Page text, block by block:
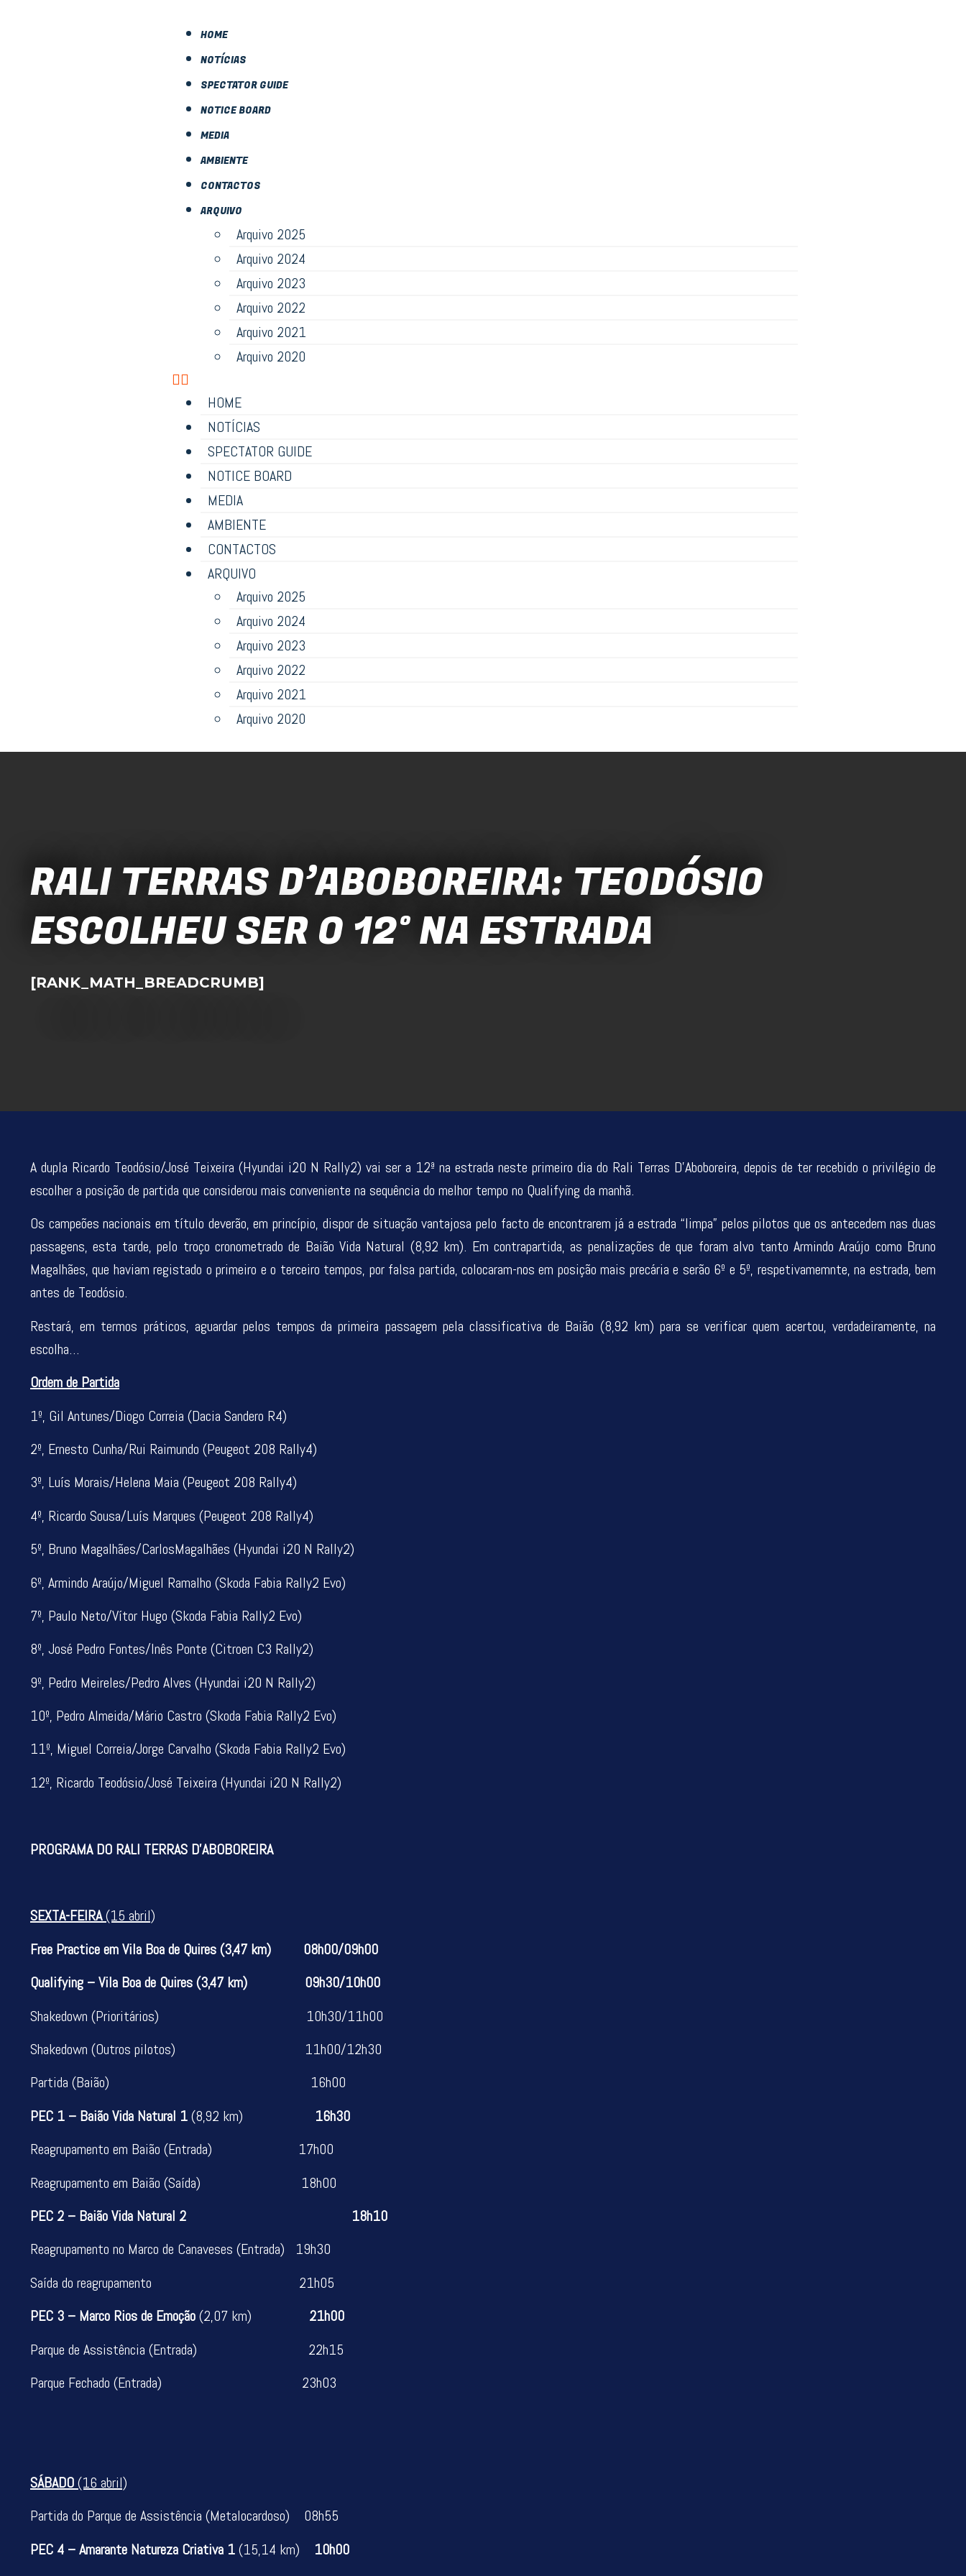
HOME
NOTÍCIAS
SPECTATOR GUIDE
NOTICE BOARD
MEDIA
AMBIENTE
CONTACTOS
ARQUIVO
Arquivo 2025
Arquivo 2024
Arquivo 2023
Arquivo 2022
Arquivo 2021
Arquivo 2020
HOME
NOTÍCIAS
SPECTATOR GUIDE
NOTICE BOARD
MEDIA
AMBIENTE
CONTACTOS
ARQUIVO
Arquivo 2025
Arquivo 2024
Arquivo 2023
Arquivo 2022
Arquivo 2021
Arquivo 2020
RALI TERRAS D’ABOBOREIRA: TEODÓSIO
ESCOLHEU SER O 12º NA ESTRADA
[RANK_MATH_BREADCRUMB]
A dupla Ricardo Teodósio/José Teixeira (Hyundai i20 N Rally2) vai ser a 12ª na estrada neste primeiro dia do Rali Terras D’Aboboreira, depois de ter recebido o privilégio de
escolher a posição de partida que considerou mais conveniente na sequência do melhor tempo no Qualifying da manhã.
Os campeões nacionais em título deverão, em princípio, dispor de situação vantajosa pelo facto de encontrarem já a estrada “limpa” pelos pilotos que os antecedem nas duas
passagens, esta tarde, pelo troço cronometrado de Baião Vida Natural (8,92 km). Em contrapartida, as penalizações de que foram alvo tanto Armindo Araújo como Bruno
Magalhães, que haviam registado o primeiro e o terceiro tempos, por falsa partida, colocaram-nos em posição mais precária e serão 6º e 5º, respetivamemnte, na estrada, bem
antes de Teodósio.
Restará, em termos práticos, aguardar pelos tempos da primeira passagem pela classificativa de Baião (8,92 km) para se verificar quem acertou, verdadeiramente, na
escolha…
Ordem de Partida
1º, Gil Antunes/Diogo Correia (Dacia Sandero R4)
2º, Ernesto Cunha/Rui Raimundo (Peugeot 208 Rally4)
3º, Luís Morais/Helena Maia (Peugeot 208 Rally4)
4º, Ricardo Sousa/Luís Marques (Peugeot 208 Rally4)
5º, Bruno Magalhães/CarlosMagalhães (Hyundai i20 N Rally2)
6º, Armindo Araújo/Miguel Ramalho (Skoda Fabia Rally2 Evo)
7º, Paulo Neto/Vítor Hugo (Skoda Fabia Rally2 Evo)
8º, José Pedro Fontes/Inês Ponte (Citroen C3 Rally2)
9º, Pedro Meireles/Pedro Alves (Hyundai i20 N Rally2)
10º, Pedro Almeida/Mário Castro (Skoda Fabia Rally2 Evo)
11º, Miguel Correia/Jorge Carvalho (Skoda Fabia Rally2 Evo)
12º, Ricardo Teodósio/José Teixeira (Hyundai i20 N Rally2)
PROGRAMA DO RALI TERRAS D’ABOBOREIRA
SEXTA-FEIRA(15 abril)
Free Practice em Vila Boa de Quires (3,47 km) 08h00/09h00
Qualifying – Vila Boa de Quires (3,47 km) 09h30/10h00
Shakedown (Prioritários) 10h30/11h00
Shakedown (Outros pilotos) 11h00/12h30
Partida (Baião) 16h00
PEC 1 – Baião Vida Natural 1(8,92 km) 16h30
Reagrupamento em Baião (Entrada) 17h00
Reagrupamento em Baião (Saída) 18h00
PEC 2 – Baião Vida Natural 2 18h10
Reagrupamento no Marco de Canaveses (Entrada) 19h30
Saída do reagrupamento 21h05
PEC 3 – Marco Rios de Emoção(2,07 km) 21h00
Parque de Assistência (Entrada) 22h15
Parque Fechado (Entrada) 23h03
SÁBADO(16 abril)
Partida do Parque de Assistência (Metalocardoso) 08h55
PEC 4 – Amarante Natureza Criativa 1(15,14 km) 10h00